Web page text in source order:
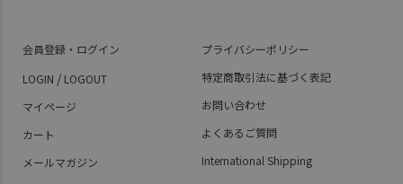
会員登録・ログイン
LOGIN / LOGOUT
マイページ
カート
メールマガジン
プライバシーポリシー
特定商取引法に基づく表記
お問い合わせ
よくあるご質問
International Shipping